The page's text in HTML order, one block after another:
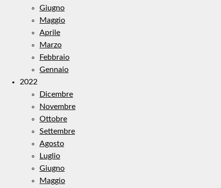
Giugno
Maggio
Aprile
Marzo
Febbraio
Gennaio
2022
Dicembre
Novembre
Ottobre
Settembre
Agosto
Luglio
Giugno
Maggio